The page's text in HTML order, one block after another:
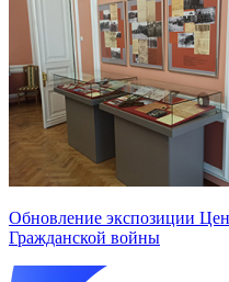
Обновление экспозиции
Гражданской войны